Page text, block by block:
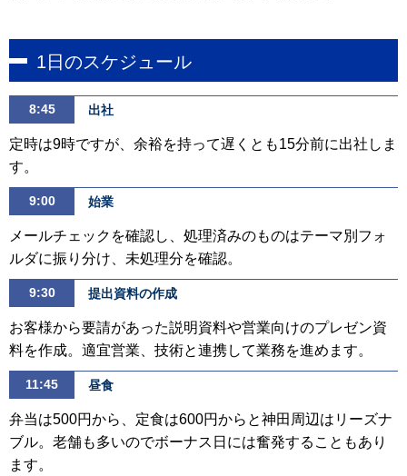
1日のスケジュール
8:45 出社
定時は9時ですが、余裕を持って遅くとも15分前に出社しま
す。
9:00 始業
メールチェックを確認し、処理済みのものはテーマ別フォ
ルダに振り分け、未処理分を確認。
9:30 提出資料の作成
お客様から要請があった説明資料や営業向けのプレゼン資
料を作成。適宜営業、技術と連携して業務を進めます。
11:45 昼食
弁当は500円から、定食は600円からと神田周辺はリーズナ
ブル。老舗も多いのでボーナス日には奮発することもあり
ます。